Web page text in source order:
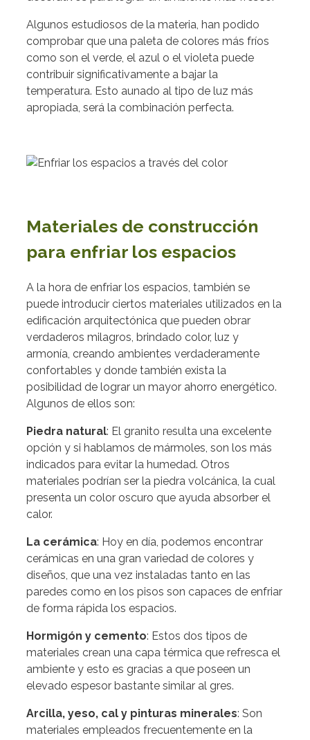
Algunos estudiosos de la materia, han podido
comprobar que una paleta de colores más fríos
como son el verde, el azul o el violeta puede
contribuir significativamente a bajar la
temperatura. Esto aunado al tipo de luz más
apropiada, será la combinación perfecta.
Materiales de construcción
para enfriar los espacios
A la hora de enfriar los espacios, también se
puede introducir ciertos materiales utilizados en la
edificación arquitectónica que pueden obrar
verdaderos milagros, brindado color, luz y
armonía, creando ambientes verdaderamente
confortables y donde también exista la
posibilidad de lograr un mayor ahorro energético.
Algunos de ellos son:
Piedra natural: El granito resulta una excelente
opción y si hablamos de mármoles, son los más
indicados para evitar la humedad. Otros
materiales podrían ser la piedra volcánica, la cual
presenta un color oscuro que ayuda absorber el
calor.
La cerámica: Hoy en día, podemos encontrar
cerámicas en una gran variedad de colores y
diseños, que una vez instaladas tanto en las
paredes como en los pisos son capaces de enfriar
de forma rápida los espacios.
Hormigón y cemento: Estos dos tipos de
materiales crean una capa térmica que refresca el
ambiente y esto es gracias a que poseen un
elevado espesor bastante similar al gres.
Arcilla, yeso, cal y pinturas minerales: Son
materiales empleados frecuentemente en la